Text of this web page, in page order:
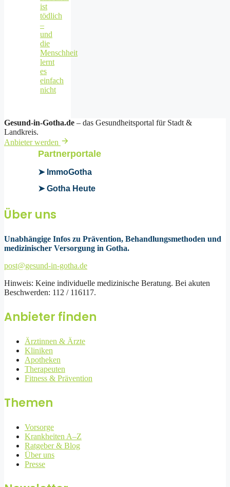
ist
tödlich
–
und
die
Menschheit
lernt
es
einfach
nicht
Gesund-in-Gotha.de – das Gesundheitsportal für Stadt &
Landkreis.
Anbieter werden
Partnerportale
➤ ImmoGotha
➤ Gotha Heute
Über uns
Unabhängige Infos zu Prävention, Behandlungsmethoden und
medizinischer Versorgung in Gotha.
post@gesund-in-gotha.de
Hinweis: Keine individuelle medizinische Beratung. Bei akuten
Beschwerden: 112 / 116117.
Anbieter finden
Ärztinnen & Ärzte
Kliniken
Apotheken
Therapeuten
Fitness & Prävention
Themen
Vorsorge
Krankheiten A–Z
Ratgeber & Blog
Über uns
Presse